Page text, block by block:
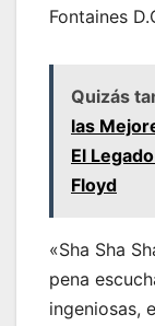
Fontaines
Quizás
las
El
Floyd
«Sha Sha
pena
ingeniosas,